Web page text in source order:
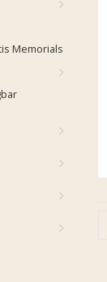
Memorials